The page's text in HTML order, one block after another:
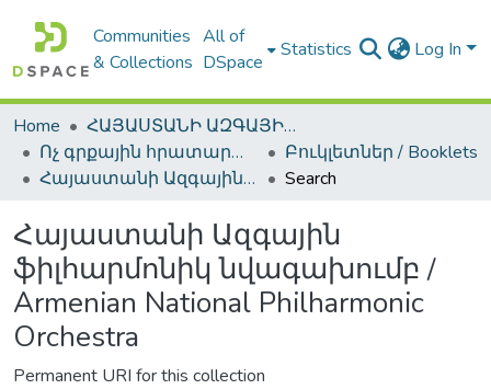
Communities
& Collections
All of
DSpace
Statistics Log In
Home
ՀԱՅԱՍՏԱՆԻ ԱԶԳԱՅԻՆ ԳՐԱԴԱՐԱՆԻ ԹՎԱՅԻՆ ՊԱՀՈՑ / DIGITAL REPOSITORY OF NLA
Ոչ գրքային հրատարակություններ / Non-Book Publications
Բուկլետներ / Booklets
Հայաստանի Ազգային ֆիլհարմոնիկ նվագախումբ / Armenian National Philharmonic Orchestra
Search
Հայաստանի Ազգային
ֆիլհարմոնիկ նվագախումբ /
Armenian National Philharmonic
Orchestra
Permanent URI for this collection